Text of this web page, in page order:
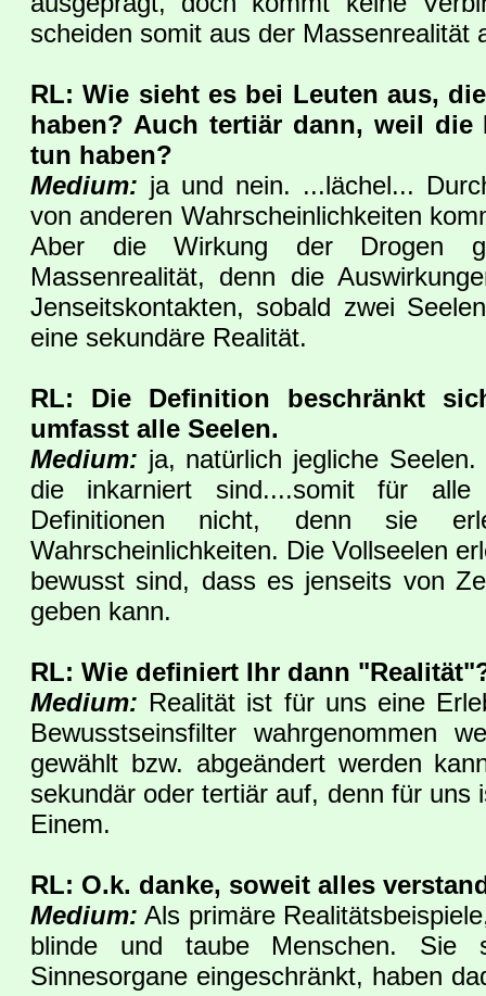
scheiden somit aus der Massenrealität
RL: Wie sieht es bei Leuten aus,
haben? Auch tertiär dann, weil
tun haben?
Medium: ja und nein. ...lächel...
von anderen Wahrscheinlichkeiten
Aber die Wirkung der Drogen
Massenrealität, denn die
Jenseitskontakten, sobald zwei
eine sekundäre Realität.
RL: Die Definition beschränkt
umfasst alle Seelen.
Medium: ja, natürlich jegliche
die inkarniert sind....somit für alle
Definitionen nicht, denn sie
Wahrscheinlichkeiten. Die Vollseelen
bewusst sind, dass es jenseits von
geben kann.
RL: Wie definiert Ihr dann
Medium: Realität ist für uns eine
Bewusstseinsfilter wahrgenommen
gewählt bzw. abgeändert werden
sekundär oder tertiär auf, denn für uns
Einem.
RL: O.k. danke, soweit alles
Medium: Als primäre
blinde und taube Menschen. Sie
Sinnesorgane eingeschränkt, haben